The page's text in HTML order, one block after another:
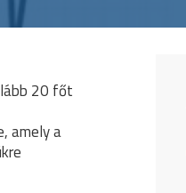
20 főt
amely a